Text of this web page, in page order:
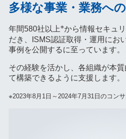
多様な事業・業務へ
年間580社以上※から情報セキュ
だき、ISMS認証取得・運用にお
事例を公開するに至っています。
その経験を活かし、各組織が本
て構築できるように支援します。
※2023年8月1日～2024年7月31日のコン